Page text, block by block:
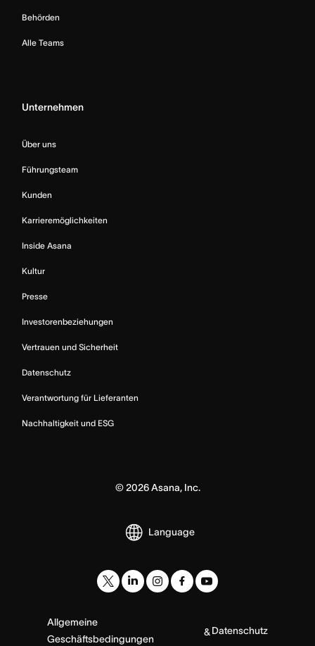
Behörden
Alle Teams
Unternehmen
Über uns
Führungsteam
Kunden
Karrieremöglichkeiten
Inside Asana
Kultur
Presse
Investorenbeziehungen
Vertrauen und Sicherheit
Datenschutz
Verantwortung für Lieferanten
Nachhaltigkeit und ESG
©2026Asana, Inc.
Language
Allgemeine
Geschäftsbedingungen
&Datenschutz